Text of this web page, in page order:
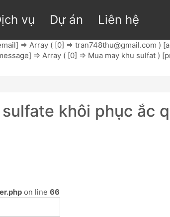
vụ Dự án Liên hệ
=> Array ( [0] => tran748thu@gmail.com )
=> Array ( [0] => Mua may khu sulfat )
khôi phục ắc
on line 66